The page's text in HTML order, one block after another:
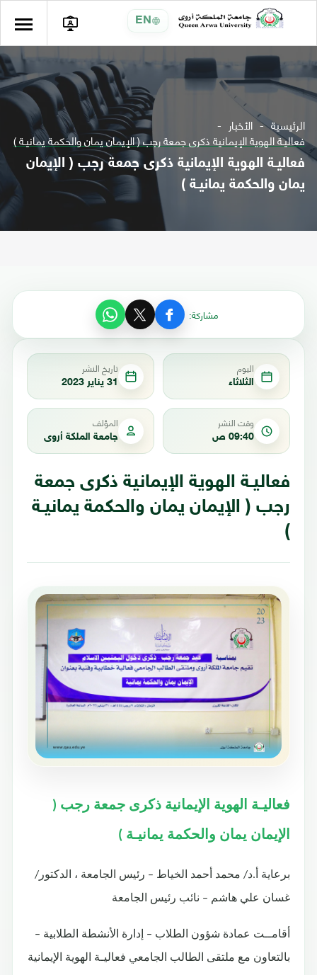
EN
الرئيسية الأخبار
فعاليـة الهوية الإيمانية ذكرى جمعة رجب ( الإيمان يمان والحكمة يمانيـة )
فعاليـة الهوية الإيمانية ذكرى جمعة رجب ( الإيمان
يمان والحكمة يمانيـة )
مشاركة:
اليوم
الثلاثاء
تاريخ النشر
31 يناير 2023
وقت النشر
09:40 ص
المؤلف
جامعة الملكة أروى
فعاليـة الهوية الإيمانية ذكرى جمعة
رجب ( الإيمان يمان والحكمة يمانيـة
)
فعاليـة الهوية الإيمانية ذكرى جمعة رجب (
الإيمان يمان والحكمة يمانيـة )
برعاية أ.د/ محمد أحمد الخياط – رئيس الجامعة ، الدكتور/
غسان علي هاشم – نائب رئيس الجامعة
أقامــت عمادة شؤون الطلاب – إدارة الأنشطة الطلابية –
بالتعاون مع ملتقى الطالب الجامعي فعاليـة الهوية الإيمانية